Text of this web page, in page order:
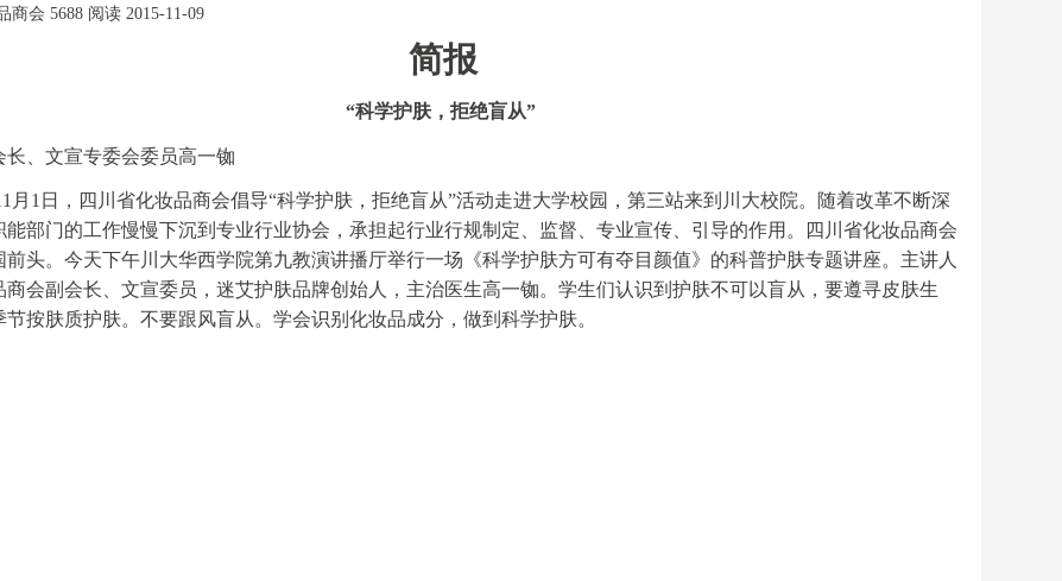
商会 5688 阅读 2015-11-09
简报
“科学护肤，拒绝盲从”
长、文宣专委会委员高一铷
1日， 四川省化妆品商会倡导“科学护肤，拒绝盲从”活动走进大学校园，第三站来到川大校院。随着改革不断深
能部门的工作慢慢下沉到专业行业协会，承担起行业行规制定
监督
专业宣传、引导的作用。四川省化妆品商会
前头。今天下午川大华西学院第九教演讲播厅举行一场《科学护肤方可有夺目颜值》的科普护肤专题讲座。主讲人
商会副会长、文宣委员，迷艾护肤品牌创始人，主治医生高一铷。学生们认识到护肤不可以盲从，要遵寻皮肤生
节按肤质护肤。不要跟风盲从。学会识别化妆品成分，做到科学护肤。